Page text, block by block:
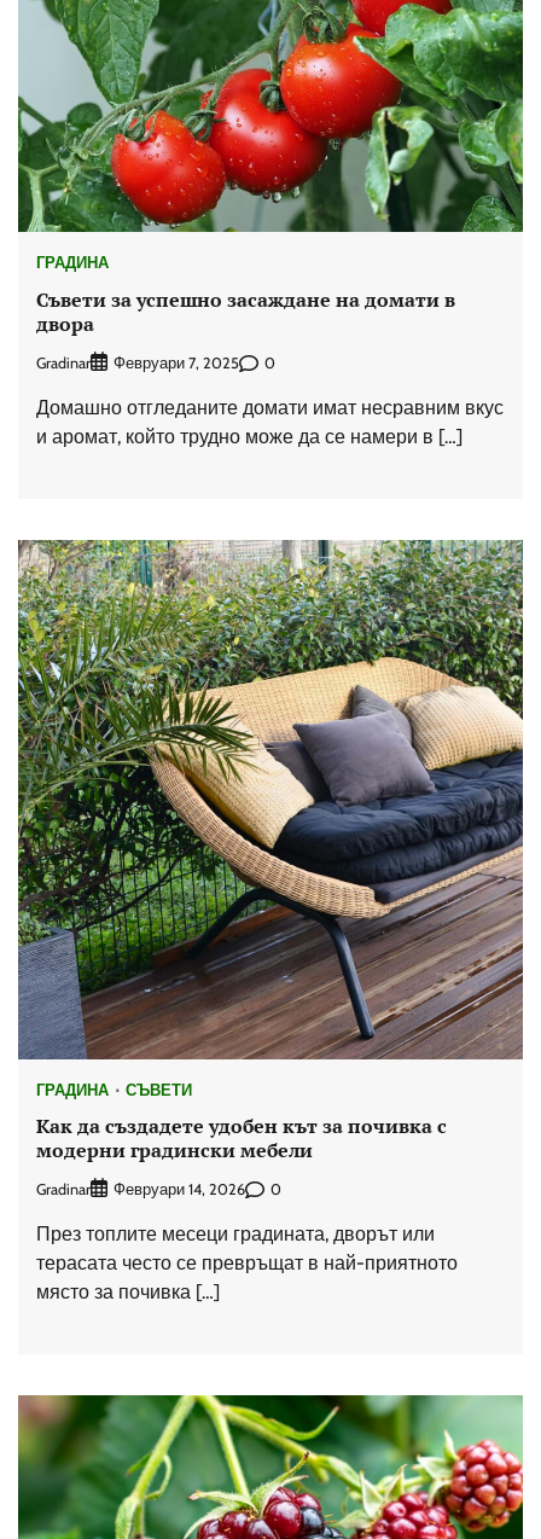
ГРАДИНА
Съвети за успешно засаждане на домати в
двора
Gradinar Февруари 7, 2025 0
Домашно отгледаните домати имат несравним вкус
и аромат, който трудно може да се намери в […]
ГРАДИНА СЪВЕТИ
Как да създадете удобен кът за почивка с
модерни градински мебели
Gradinar Февруари 14, 2026 0
През топлите месеци градината, дворът или
терасата често се превръщат в най-приятното
място за почивка […]